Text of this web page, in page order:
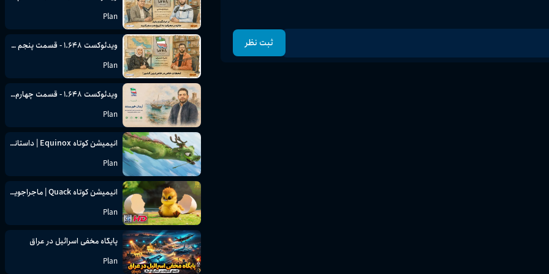
ثبت نظر
Plan
ویدئوکست ۱.۶۴۸ - قسمت پنجم نازیلا شریفی
Plan
ویدئوکست ۱.۶۴۸ - قسمت چهارم آرمان خورسند
Plan
انیمیشن کوتاه Equinox | داستانی شاعرانه از تعادل، زمان و آغاز بهار (CGI سه‌بعدی)
Plan
انیمیشن کوتاه Quack | ماجراجویی بامزه جوجه‌اردک و ارواح کوچک جنگل (CGI سه‌بعدی)
Plan
پایگاه مخفی اسرائیل در عراق
Plan